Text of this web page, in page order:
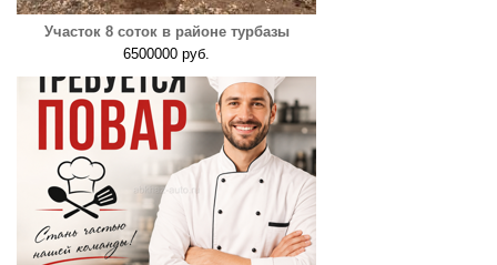
Участок 8 соток в районе турбазы
6500000 руб.